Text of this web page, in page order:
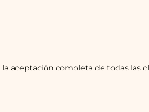
aceptación completa de todas las